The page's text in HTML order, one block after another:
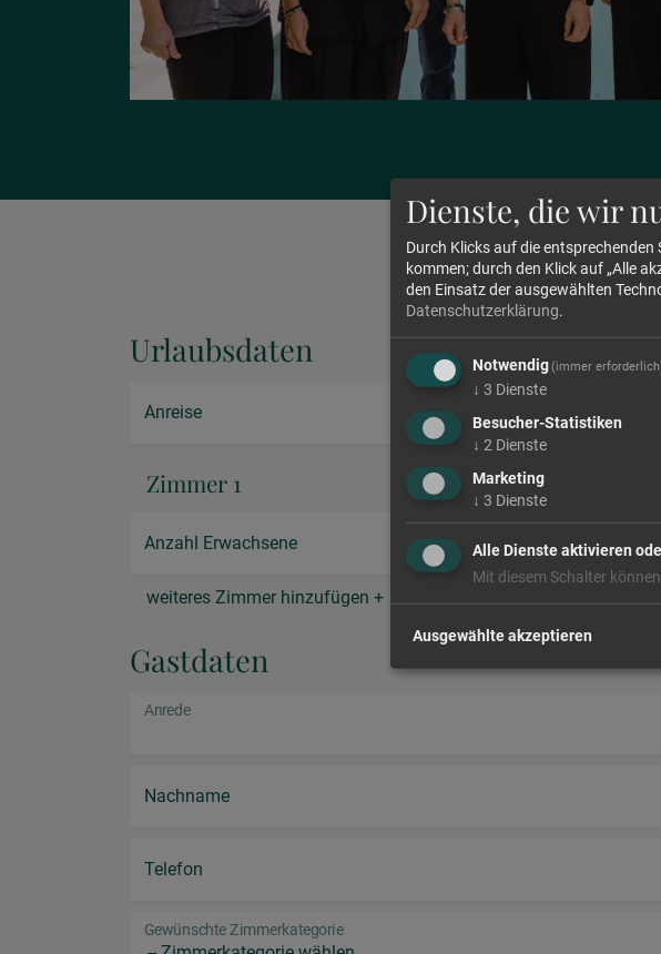
Urlaubsdaten
Anreise
Zimmer 1
Anzahl Erwachsene
weiteres Zimmer hinzufügen +
Gastdaten
Anrede
Nachname
Telefon
Gewünschte Zimmerkategorie
Dienste, die wir
Durch Klicks auf die
kommen; durch den Klick auf „Alle
den Einsatz der ausgewählten
Datenschutzerklärung.
Notwendig(immer
↓ 3 Dienste
Besucher-Statistiken
↓ 2 Dienste
Marketing
↓ 3 Dienste
Alle Dienste aktivieren
Mit diesem Schalter
Ausgewählte akzeptieren